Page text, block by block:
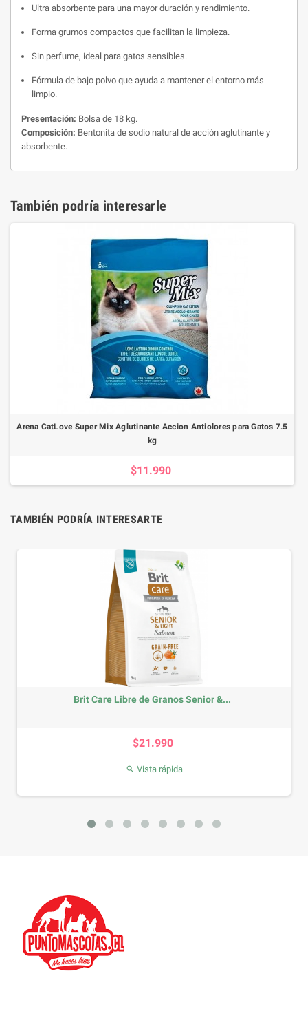
Ultra absorbente para una mayor duración y rendimiento.
Forma grumos compactos que facilitan la limpieza.
Sin perfume, ideal para gatos sensibles.
Fórmula de bajo polvo que ayuda a mantener el entorno más
limpio.
Presentación: Bolsa de 18 kg.
Composición: Bentonita de sodio natural de acción aglutinante y
absorbente.
También podría interesarle
Arena CatLove Super Mix Aglutinante Accion Antiolores para Gatos 7.5
kg
$11.990
TAMBIÉN PODRÍA INTERESARTE
Care Libre de Granos Senior &...